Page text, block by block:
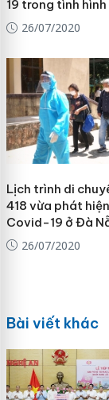
19 trong tình
26/07/2020
Lịch trình di
418 vừa phát
Covid-19 ở Đà
26/07/2020
Bài viết khác